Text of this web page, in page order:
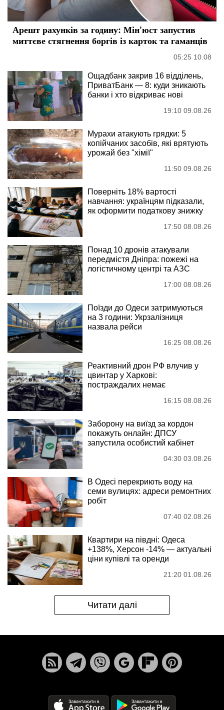
Арешт рахунків за годину: Мін'юст запустив
миттєве стягнення боргів із карток та гаманців
05:25 10.08
Ощадбанк закрив 16 відділень,
ПриватБанк — 8: куди зникають
банки і хто відкриває нові
19:10 09.08.26
Мурахи атакують грядки: 5
копійчаних засобів, які врятують
урожай без "хімії"
11:50 09.08.26
Поверніть 18% вартості
навчання: українцям підказали,
як оформити податкову знижку
17:50 08.08.26
Понад 10 дронів атакували
передмістя Дніпра: пожежі на
логістичному центрі та АЗС
17:00 08.08.26
Поїзди до Одеси затримуються
на 3 години: Укрзалізниця
назвала рейси
16:25 08.08.26
Реактивний дрон РФ влучив у
цвинтар у Харкові:
постраждалих немає
16:15 08.08.26
Заборону на виїзд за кордон
покажуть онлайн: ДПСУ
запустила особистий кабінет
04:30 03.08.26
В Одесі перекриють воду на
семи вулицях: адреси ремонтних
робіт
07:40 02.08.26
Квартири на півдні: Одеса
+138%, Херсон -14% — актуальні
ціни купівлі та оренди
21:20 01.08.26
Читати далі